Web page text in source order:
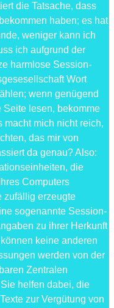
die Tatsache, dass
haben; es hat
weniger kann ich
ich aufgrund der
harmlose Session-
Wort
wenn genügend
lesen, bekomme
macht mich nicht reich,
das mir von
da genau? Also:
die
Computers
zufällig erzeugte
sogenannte Session-
zu ihrer Herkunft
keine anderen
werden von der
Zentralen
helfen dabei, die
zur Vergütung von